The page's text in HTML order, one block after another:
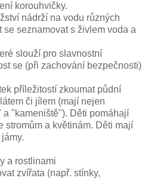
korouhvičky.
nádrží na vodu různých
seznamovat s živlem voda a
slouží pro slavnostní
se (při zachování bezpečnosti)
příležitostí zkoumat půdní
či jílem (mají nejen
a "kameniště"). Děti pomáhají
stromům a květinám. Děti mají
a rostlinami
zvířata (např. stínky,